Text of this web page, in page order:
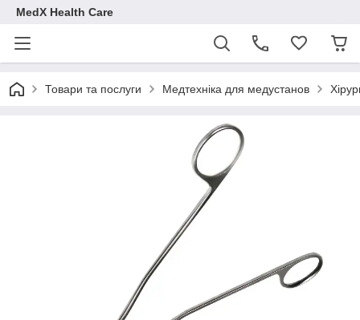
MedX Health Care
Товари та послуги Медтехніка для медустанов